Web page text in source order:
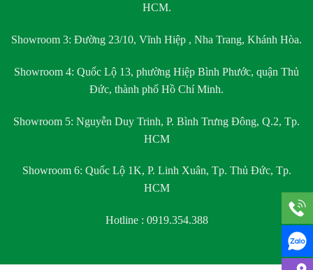
HCM.
Showroom 3: Đường 23/10, Vĩnh Hiệp , Nha Trang, Khánh Hòa.
Showroom 4: Quốc Lộ 13, phường Hiệp Bình Phước, quận Thủ
Đức, thành phố Hồ Chí Minh.
Showroom 5: Nguyễn Duy Trinh, P. Bình Trưng Đông, Q.2, Tp.
HCM
Showroom 6: Quốc Lộ 1K, P. Linh Xuân, Tp. Thủ Đức, Tp.
HCM
Hotline : 0919.354.388